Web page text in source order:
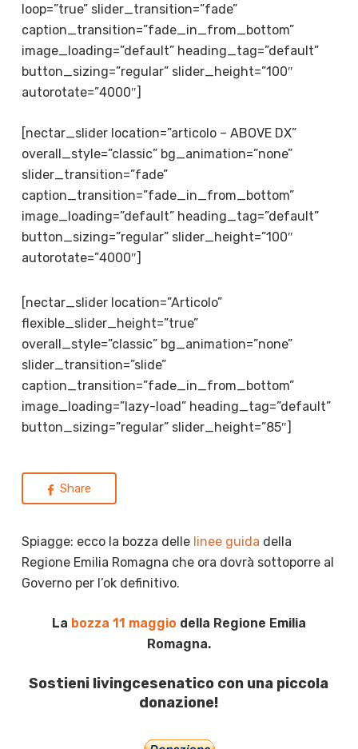
loop=”true” slider_transition=”fade”
caption_transition=”fade_in_from_bottom”
image_loading=”default” heading_tag=”default”
button_sizing=”regular” slider_height=”100″
autorotate=”4000″]
[nectar_slider location=”articolo – ABOVE DX”
overall_style=”classic” bg_animation=”none”
slider_transition=”fade”
caption_transition=”fade_in_from_bottom”
image_loading=”default” heading_tag=”default”
button_sizing=”regular” slider_height=”100″
autorotate=”4000″]
[nectar_slider location=”Articolo”
flexible_slider_height=”true”
overall_style=”classic” bg_animation=”none”
slider_transition=”slide”
caption_transition=”fade_in_from_bottom”
image_loading=”lazy-load” heading_tag=”default”
button_sizing=”regular” slider_height=”85″]
Share
Spiagge: ecco la bozza delle linee guida della
Regione Emilia Romagna che ora dovrà sottoporre al
Governo per l’ok definitivo.
La bozza 11 maggio della Regione Emilia
Romagna.
Sostieni livingcesenatico con una piccola
donazione!